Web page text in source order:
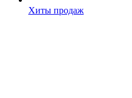
Хиты продаж